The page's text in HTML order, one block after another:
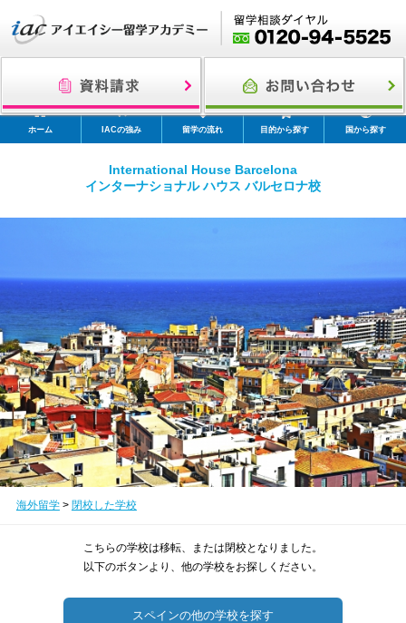
ホーム IACの強み 留学の流れ 目的から探す 国から探す
International House Barcelona
インターナショナル ハウス バルセロナ校
海外留学> 閉校した学校
こちらの学校は移転、または閉校となりました。
以下のボタンより、他の学校をお探しください。
スペインの他の学校を探す